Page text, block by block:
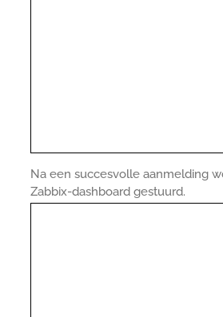
Na een succesvolle aanmelding
Zabbix-dashboard gestuurd.